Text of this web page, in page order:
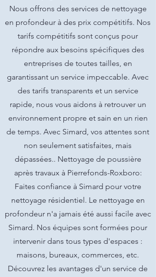
Nous offrons des services de nettoyage
en profondeur à des prix compétitifs. Nos
tarifs compétitifs sont conçus pour
répondre aux besoins spécifiques des
entreprises de toutes tailles, en
garantissant un service impeccable. Avec
des tarifs transparents et un service
rapide, nous vous aidons à retrouver un
environnement propre et sain en un rien
de temps. Avec Simard, vos attentes sont
non seulement satisfaites, mais
dépassées.. Nettoyage de poussière
après travaux à Pierrefonds-Roxboro:
Faites confiance à Simard pour votre
nettoyage résidentiel. Le nettoyage en
profondeur n'a jamais été aussi facile avec
Simard. Nos équipes sont formées pour
intervenir dans tous types d'espaces :
maisons, bureaux, commerces, etc.
Découvrez les avantages d'un service de